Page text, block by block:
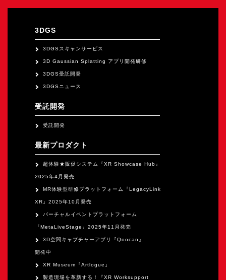
3DGS
3DGSスキャンサービス
3D Gaussian Splatting アプリ開発研修
3DGS受託開発
3DGSニュース
受託開発
受託開発
最新プロダクト
超体験★販促システム『XR Showcase Hub』
2025年4月発売
MR体験型研修プラットフォーム『LegacyLink
XR』2025年10月発売
バーチャルイベントプラットフォーム
『MetaLiveStage』2025年11月発売
3D空間キャプチャーアプリ『Qoocan』
開発中
XR Museum『Artlogue』
製造現場を革新する！『XR Worksupport